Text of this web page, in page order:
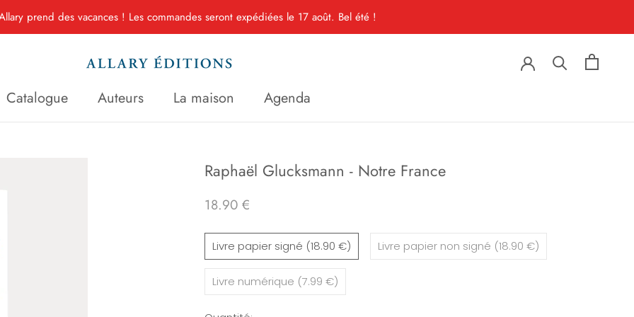
prend des vacances ! Les commandes seront expédiées le 17 août. Bel été !
Catalogue
Catalogue
Auteurs La maison Agenda
Agenda
Raphaël Glucksmann - Notre France
18.90 €
Livre papier signé (18.90 €) Livre papier non signé (18.90 €)
Livre numérique (7.99 €)